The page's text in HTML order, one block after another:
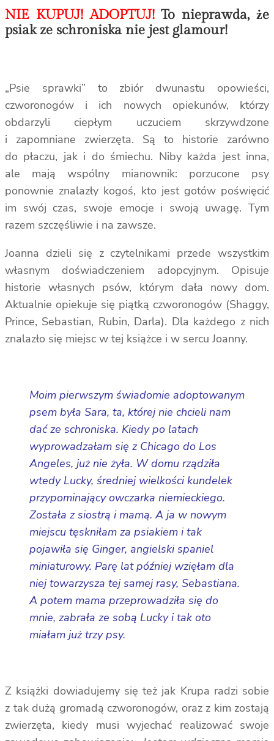
NIE KUPUJ! ADOPTUJ! To nieprawda, że
psiak ze schroniska nie jest glamour!
„Psie sprawki” to zbiór dwunastu opowieści,
czworonogów i ich nowych opiekunów, którzy
obdarzyli ciepłym uczuciem skrzywdzone
i zapomniane zwierzęta. Są to historie zarówno
do płaczu, jak i do śmiechu. Niby każda jest inna,
ale mają wspólny mianownik: porzucone psy
ponownie znalazły kogoś, kto jest gotów poświęcić
im swój czas, swoje emocje i swoją uwagę. Tym
razem szczęśliwie i na zawsze.
Joanna dzieli się z czytelnikami przede wszystkim
własnym doświadczeniem adopcyjnym. Opisuje
historie własnych psów, którym dała nowy dom.
Aktualnie opiekuje się piątką czworonogów (Shaggy,
Prince, Sebastian, Rubin, Darla). Dla każdego z nich
znalazło się miejsc w tej książce i w sercu Joanny.
Moim pierwszym świadomie adoptowanym
psem była Sara, ta, której nie chcieli nam
dać ze schroniska. Kiedy po latach
wyprowadzałam się z Chicago do Los
Angeles, już nie żyła. W domu rządziła
wtedy Lucky, średniej wielkości kundelek
przypominający owczarka niemieckiego.
Została z siostrą i mamą. A ja w nowym
miejscu tęskniłam za psiakiem i tak
pojawiła się Ginger, angielski spaniel
miniaturowy. Parę lat później wzięłam dla
niej towarzysza tej samej rasy, Sebastiana.
A potem mama przeprowadziła się do
mnie, zabrała ze sobą Lucky i tak oto
miałam już trzy psy.
Z książki dowiadujemy się też jak Krupa radzi sobie
z tak dużą gromadą czworonogów, oraz z kim zostają
zwierzęta, kiedy musi wyjechać realizować swoje